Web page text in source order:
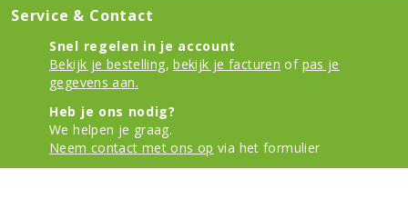
Service & Contact
Snel regelen in je account
Bekijk je bestelling, bekijk je facturen of pas je
gegevens aan.
Heb je ons nodig?
We helpen je graag.
Neem contact met ons op via het formulier